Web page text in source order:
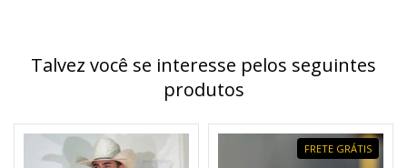
Talvez você se interesse pelos seguintes
produtos
FRETE GRÁTIS